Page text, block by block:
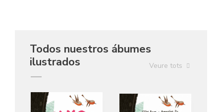
Todos nuestros ábumes
ilustrados
Veure tots